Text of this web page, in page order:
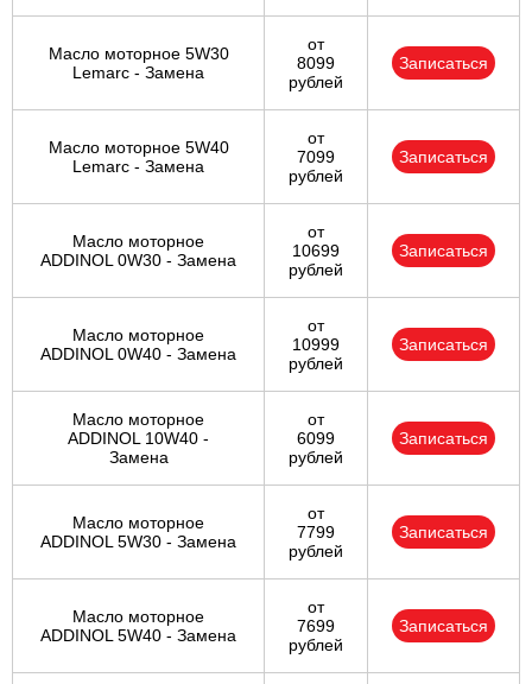
Масло моторное 5W30
Lemarc - Замена
от
8099
рублей
Записаться
Масло моторное 5W40
Lemarc - Замена
от
7099
рублей
Записаться
Масло моторное
ADDINOL 0W30 - Замена
от
10699
рублей
Записаться
Масло моторное
ADDINOL 0W40 - Замена
от
10999
рублей
Записаться
Масло моторное
ADDINOL 10W40 -
Замена
от
6099
рублей
Записаться
Масло моторное
ADDINOL 5W30 - Замена
от
7799
рублей
Записаться
Масло моторное
ADDINOL 5W40 - Замена
от
7699
рублей
Записаться